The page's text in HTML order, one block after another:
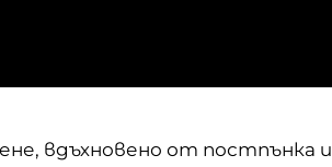
вдъхновено от постпънка и